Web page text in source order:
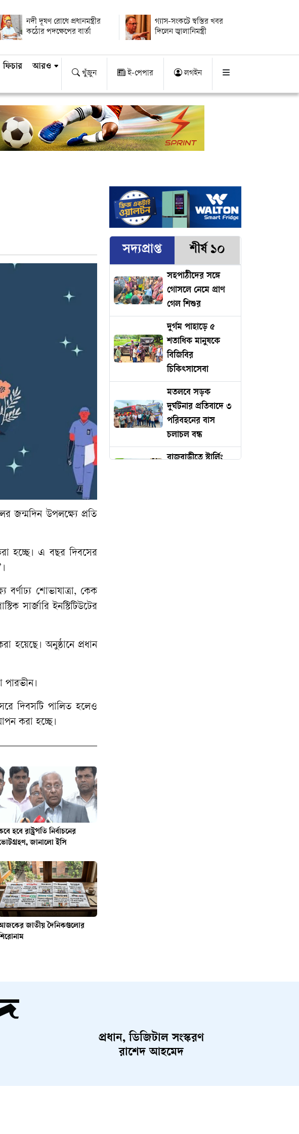
নদী দূষণ রোধে প্রধানমন্ত্রীর
কঠোর পদক্ষেপের বার্তা
গ্যাস-সংকটে স্বস্তির খবর
দিলেন জ্বালানিমন্ত্রী
ফিচার আরও
খুঁজুন ই-পেপার লগইন
জন্মদিন উপলক্ষ্যে প্রতি
হচ্ছে। এ বছর দিবসের
শোভাযাত্রা, কেক
সার্জারি ইনস্টিটিউটের
অনুষ্ঠানে প্রধান
পারভীন।
দিবসটি পালিত হলেও
করা হচ্ছে।
হবে রাষ্ট্রপতি নির্বাচনের
জানালো ইসি
জাতীয় দৈনিকগুলোর
সদ্যপ্রাপ্ত শীর্ষ ১০
সহপাঠীদের সঙ্গে
গোসলে নেমে প্রাণ
গেল শিশুর
দুর্গম পাহাড়ে ৫
শতাধিক মানুষকে
বিজিবির
চিকিৎসাসেবা
মতলবে সড়ক
দুর্ঘটনার প্রতিবাদে ৩
পরিবহনের বাস
চলাচল বন্ধ
রাজবাড়ীতে স্টার্লিং
প্রধান, ডিজিটাল সংস্করণ
রাশেদ আহমেদ